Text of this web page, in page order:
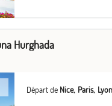
Hurghada
Départ de Nice Paris Lyon